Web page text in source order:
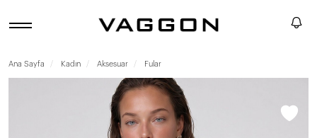
Ana Sayfa Kadın Aksesuar Fular